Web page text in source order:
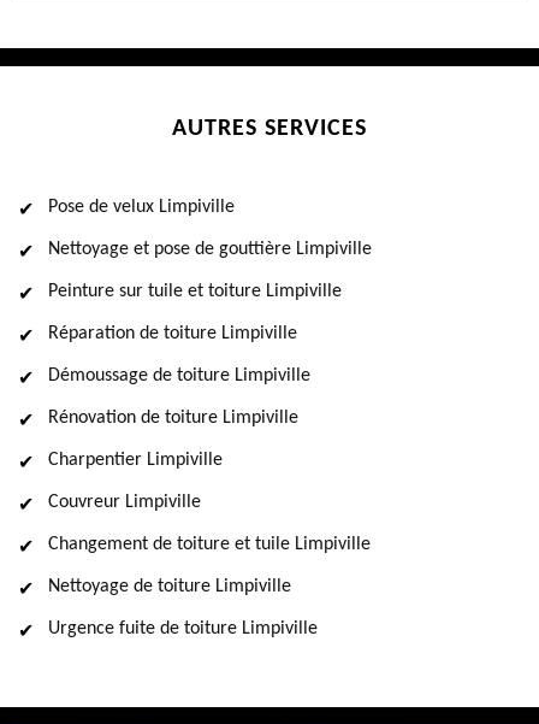
AUTRES SERVICES
Pose de velux Limpiville
Nettoyage et pose de gouttière Limpiville
Peinture sur tuile et toiture Limpiville
Réparation de toiture Limpiville
Démoussage de toiture Limpiville
Rénovation de toiture Limpiville
Charpentier Limpiville
Couvreur Limpiville
Changement de toiture et tuile Limpiville
Nettoyage de toiture Limpiville
Urgence fuite de toiture Limpiville